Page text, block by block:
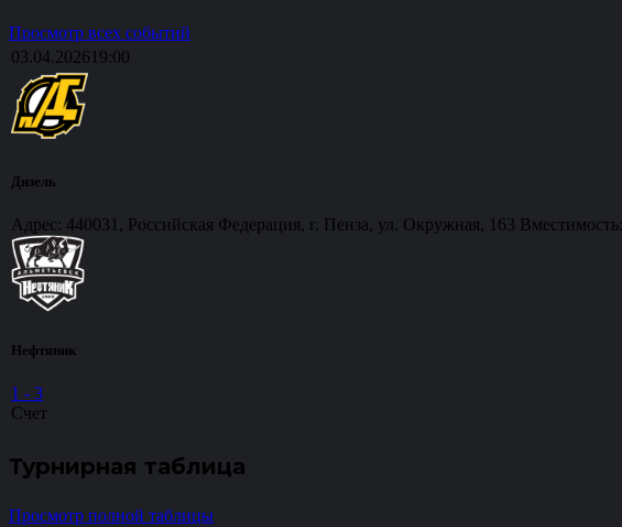
Просмотр всех событий
03.04.2026 19:00
Дизель
Адрес: 440031, Российская Федерация, г. Пенза, ул. Окружная, 163
Нефтяник
1 - 3
Счет
Турнирная таблица
Просмотр полной таблицы